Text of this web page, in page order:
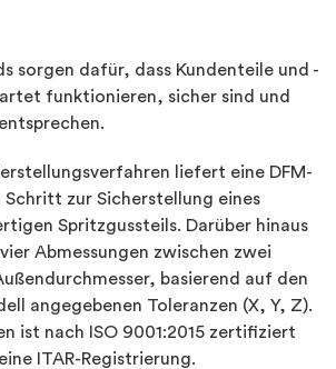
sorgen dafür, dass Kundenteile und -
funktionieren, sicher sind und
liefert eine DFM-
Schritt zur Sicherstellung eines
Spritzgussteils. Darüber hinaus
Abmessungen zwischen zwei
basierend auf den
angegebenen Toleranzen (X, Y, Z).
ist nach ISO 9001:2015 zertifiziert
ITAR-Registrierung.